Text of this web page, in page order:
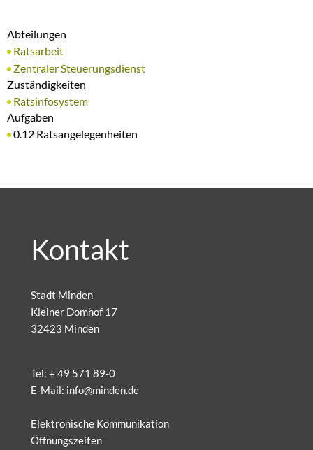
Abteilungen
Ratsarbeit
Zentraler Steuerungsdienst
Zuständigkeiten
Ratsinfosystem
Aufgaben
0.12 Ratsangelegenheiten
Kontakt
Stadt Minden
Kleiner Domhof 17
32423 Minden
Tel: + 49 571 89-0
E-Mail: info@minden.de
Elektronische Kommunikation
Öffnungszeiten